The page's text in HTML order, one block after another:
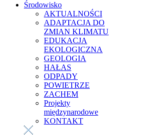
Środowisko
AKTUALNOŚCI
ADAPTACJA DO
ZMIAN KLIMATU
EDUKACJA
EKOLOGICZNA
GEOLOGIA
HAŁAS
ODPADY
POWIETRZE
ZACHEM
Projekty
międzynarodowe
KONTAKT